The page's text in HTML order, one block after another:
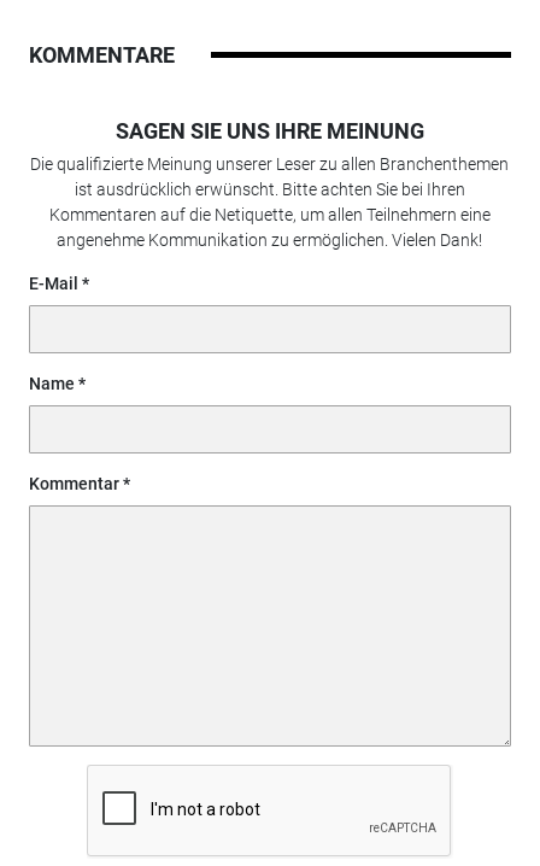
KOMMENTARE
SAGEN SIE UNS IHRE MEINUNG
Die qualifizierte Meinung unserer Leser zu allen Branchenthemen
ist ausdrücklich erwünscht. Bitte achten Sie bei Ihren
Kommentaren auf die Netiquette, um allen Teilnehmern eine
angenehme Kommunikation zu ermöglichen. Vielen Dank!
E-Mail
Name
Kommentar